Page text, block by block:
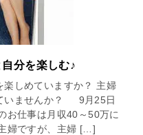
分を楽しむ♪
楽しめていますか？ 主婦
いませんか？ 9月25日
お仕事は月収40～50万に
婦ですが、主婦 […]